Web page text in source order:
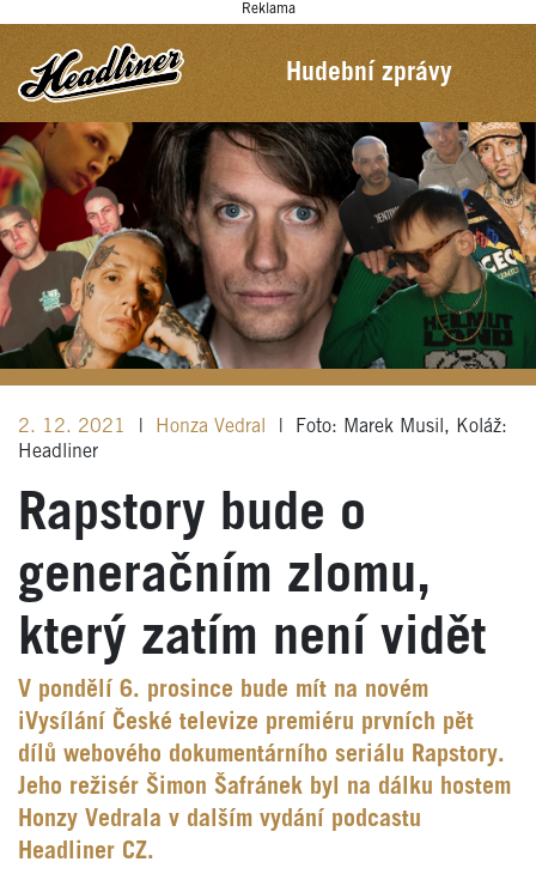
Reklama
Hudební zprávy
2. 12. 2021 Honza Vedral
Foto: Marek Musil, Koláž:
Headliner
Rapstory bude o
generačním zlomu,
který zatím není vidět
V pondělí 6. prosince bude mít na novém
iVysílání České televize premiéru prvních pět
dílů webového dokumentárního seriálu Rapstory.
Jeho režisér Šimon Šafránek byl na dálku hostem
Honzy Vedrala v dalším vydání podcastu
Headliner CZ.